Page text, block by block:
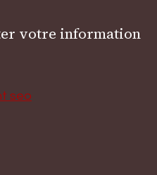
votre information
seo